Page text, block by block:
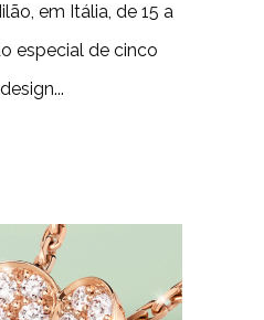
em Itália, de 15 a
especial de cinco